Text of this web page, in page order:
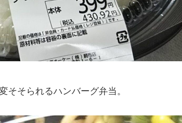
そそられるハンバーグ弁当。